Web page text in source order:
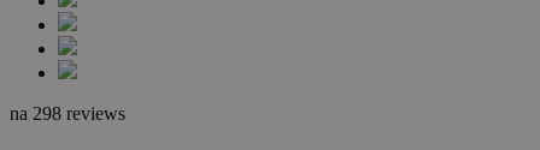
na 298 reviews